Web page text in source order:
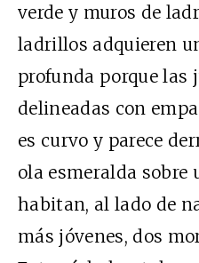
verde y muros de
ladrillos adquieren
profunda porque las
delineadas con
es curvo y parece
ola esmeralda sobre
habitan, al lado de
más jóvenes, dos